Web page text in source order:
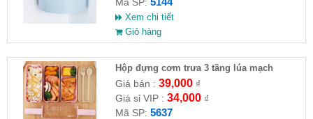
Xem chi tiết
Giỏ hàng
Hộp đựng cơm trưa 3 tầng lúa mạch
Giá bán : 39,000₫
Giá sỉ VIP : 34,000₫
Mã SP: 5637